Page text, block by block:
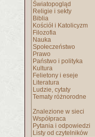
Światopogląd
Religie i sekty
Biblia
Kościół i Katolicyzm
Filozofia
Nauka
Społeczeństwo
Prawo
Państwo i polityka
Kultura
Felietony i eseje
Literatura
Ludzie, cytaty
Tematy różnorodne
Znalezione w sieci
Współpraca
Pytania i odpowiedzi
Listy od czytelników